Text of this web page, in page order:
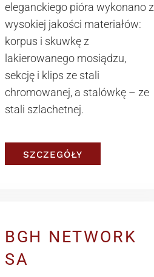
eleganckiego pióra wykonano z
wysokiej jakości materiałów:
korpus i skuwkę z
lakierowanego mosiądzu,
sekcję i klips ze stali
chromowanej, a stalówkę – ze
stali szlachetnej.
SZCZEGÓŁY
BGH NETWORK
SA